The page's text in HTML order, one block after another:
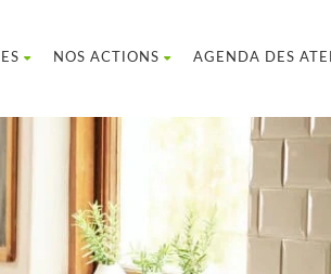
NOS ACTIONS AGENDA DES